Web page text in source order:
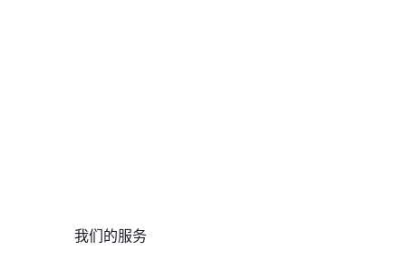
我们的服务